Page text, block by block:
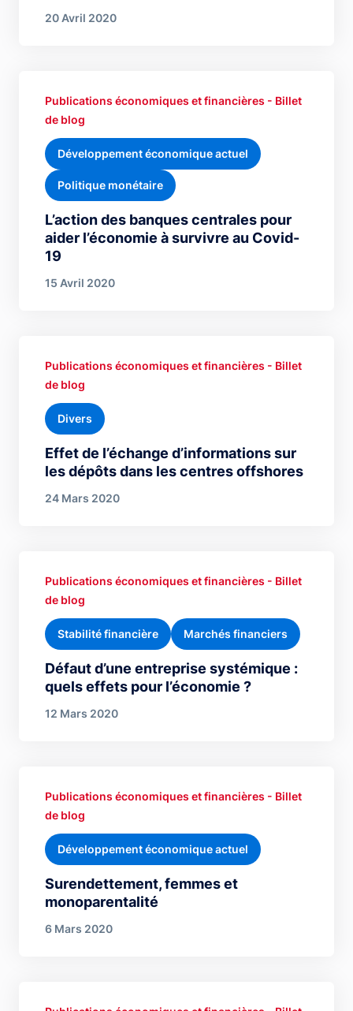
20 Avril 2020
L’action des banques centrales pour
aider l’économie à survivre au Covid-
19
Publications économiques et financières - Billet
de blog
Développement économique actuel
Politique monétaire
15 Avril 2020
Effet de l’échange d’informations sur
les dépôts dans les centres offshores
Publications économiques et financières - Billet
de blog
Divers
24 Mars 2020
Défaut d’une entreprise systémique :
quels effets pour l’économie ?
Publications économiques et financières - Billet
de blog
Stabilité financière Marchés financiers
12 Mars 2020
Surendettement, femmes et
monoparentalité
Publications économiques et financières - Billet
de blog
Développement économique actuel
6 Mars 2020